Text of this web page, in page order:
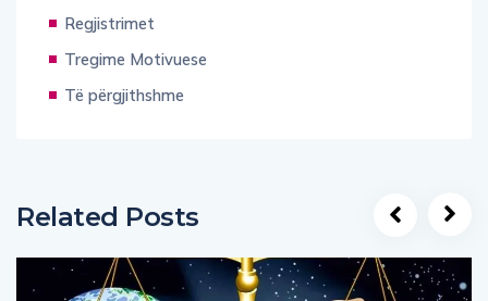
Regjistrimet
Tregime Motivuese
Të përgjithshme
Related Posts